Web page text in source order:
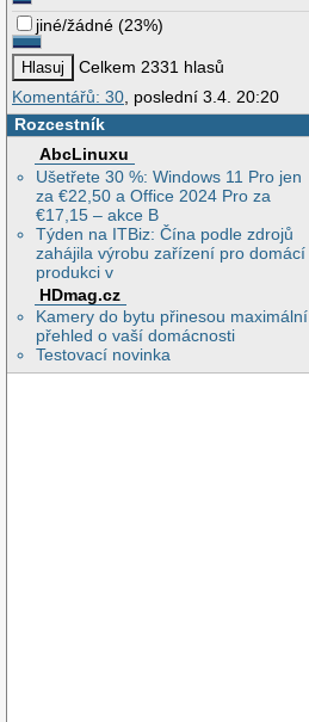
jiné/žádné (23%)
Celkem 2331 hlasů
Komentářů: 30, poslední 3.4. 20:20
Rozcestník
AbcLinuxu
Ušetřete 30 %: Windows 11 Pro jen
za €22,50 a Office 2024 Pro za
€17,15 – akce B
Týden na ITBiz: Čína podle zdrojů
zahájila výrobu zařízení pro domácí
produkci v
HDmag.cz
Kamery do bytu přinesou maximální
přehled o vaší domácnosti
Testovací novinka